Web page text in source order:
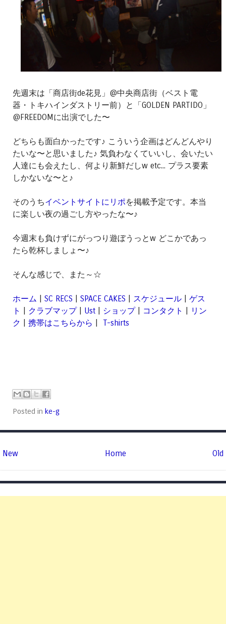
先週末は「商店街de花見」@中央商店街（ベスト電
器・トキハインダストリー前）と「GOLDEN PARTIDO」
@FREEDOMに出演でした〜
どちらも面白かったです♪ こういう企画はどんどんやり
たいな〜と思いました♪ 気負わなくていいし、会いたい
人達にも会えたし、何より新鮮だしw etc... プラス要素
しかないな〜と♪
そのうちイベントサイトにリポを掲載予定です。本当
に楽しい夜の過ごし方やったな〜♪
今週末も負けずにがっつり遊ぼうっとw どこかであっ
たら乾杯しましょ〜♪
そんな感じで、また～☆
ホーム SC RECS SPACE CAKES スケジュール
ゲス
ト
クラブマップ| Ust ショップ| コンタクト
リン
ク
携帯はこちらから T-shirts
Posted in ke-g
New Old
Home